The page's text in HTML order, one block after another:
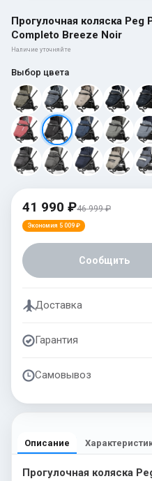
Прогулочная коляска Peg
Completo Breeze Noir
Наличие уточняйте
Выбор цвета
41 990 ₽46 999 ₽
Экономия 5 009 ₽
Сообщить
Доставка
Гарантия
Самовывоз
Описание
Прогулочная коляска